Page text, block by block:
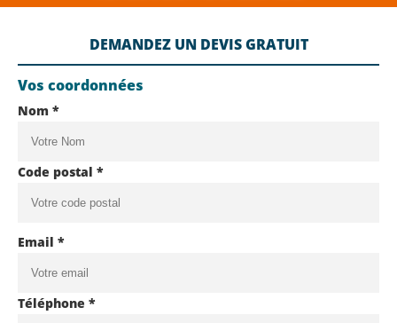
DEMANDEZ UN DEVIS GRATUIT
Vos coordonnées
Nom *
Code postal *
Email *
Téléphone *